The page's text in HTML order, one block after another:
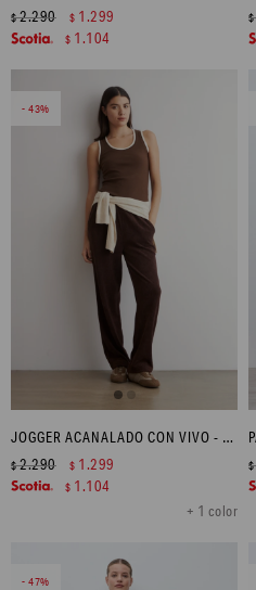
$2.290 $ 1.299
$ 1.104
$
43
JOGGER ACANALADO CON VIVO - CHOCOLATE
+ 1 color
$2.290 $ 1.299
$ 1.104
$
47